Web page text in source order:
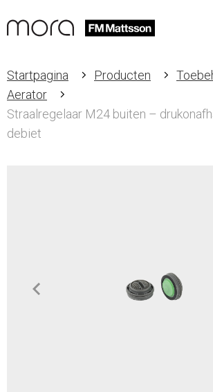
Startpagina Producten
Aerator
Straalregelaar M24 buiten –
debiet